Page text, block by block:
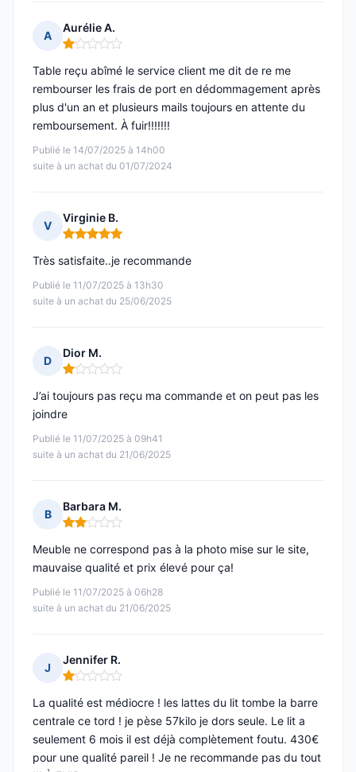
A
Aurélie A.
Note : 1 sur 5
Publié le 14/07/2025 à 14h00
suite à un achat du 01/07/2024
Table reçu abîmé le service client me dit de re me
rembourser les frais de port en dédommagement après
plus d'un an et plusieurs mails toujours en attente du
remboursement. À fuir!!!!!!!
V
Virginie B.
Note : 5 sur 5
Publié le 11/07/2025 à 13h30
suite à un achat du 25/06/2025
Très satisfaite..je recommande
D
Dior M.
Note : 1 sur 5
Publié le 11/07/2025 à 09h41
suite à un achat du 21/06/2025
J’ai toujours pas reçu ma commande et on peut pas les
joindre
B
Barbara M.
Note : 2 sur 5
Publié le 11/07/2025 à 06h28
suite à un achat du 21/06/2025
Meuble ne correspond pas à la photo mise sur le site,
mauvaise qualité et prix élevé pour ça!
J
Jennifer R.
Note : 1 sur 5
La qualité est médiocre ! les lattes du lit tombe la barre
centrale ce tord ! je pèse 57kilo je dors seule. Le lit a
seulement 6 mois il est déjà complètement foutu. 430€
pour une qualité pareil ! Je ne recommande pas du tout